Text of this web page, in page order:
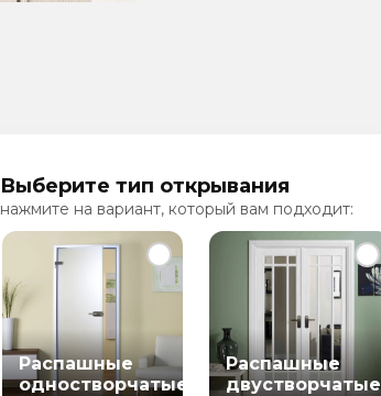
Выберите тип открывания
нажмите на вариант, который вам подходит:
Распашные
одностворчатые
Распашные
двустворчатые